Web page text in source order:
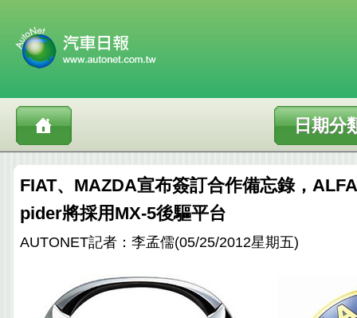
日期分
FIAT、MAZDA宣布簽訂合作備忘錄，
pider將採用MX-5後驅平台
AUTONET記者：李孟儒(05/25/2012星期五)